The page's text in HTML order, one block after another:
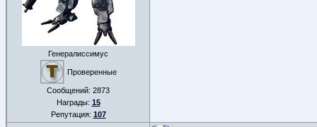
Генералиссимус
Проверенные
Сообщений: 2873
Награды: 15
Репутация: 107